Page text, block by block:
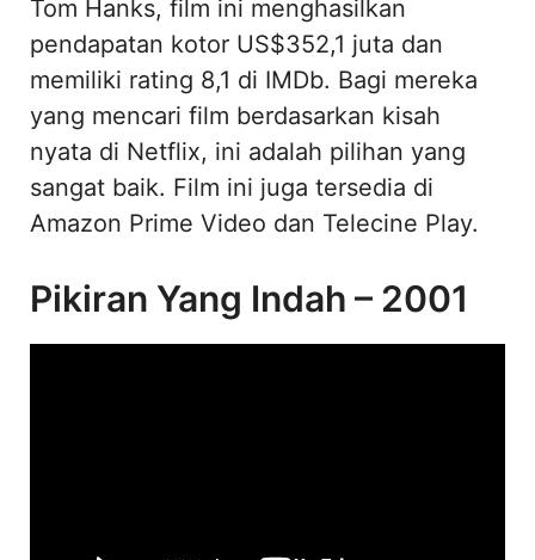
Tom Hanks, film ini menghasilkan
pendapatan kotor US$352,1 juta dan
memiliki rating 8,1 di IMDb. Bagi mereka
yang mencari film berdasarkan kisah
nyata di Netflix, ini adalah pilihan yang
sangat baik. Film ini juga tersedia di
Amazon Prime Video dan Telecine Play.
Pikiran Yang Indah – 2001